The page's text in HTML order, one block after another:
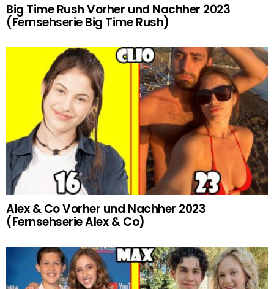
Big Time Rush Vorher und Nachher 2023
(Fernsehserie Big Time Rush)
Alex & Co Vorher und Nachher 2023
(Fernsehserie Alex & Co)